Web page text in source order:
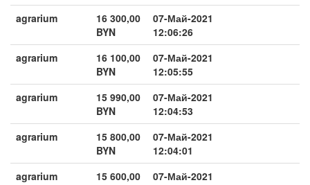
agrarium
16 300,00
BYN
07-Май-2021
12:06:26
agrarium
16 100,00
BYN
07-Май-2021
12:05:55
agrarium
15 990,00
BYN
07-Май-2021
12:04:53
agrarium
15 800,00
BYN
07-Май-2021
12:04:01
agrarium
15 600,00
07-Май-2021